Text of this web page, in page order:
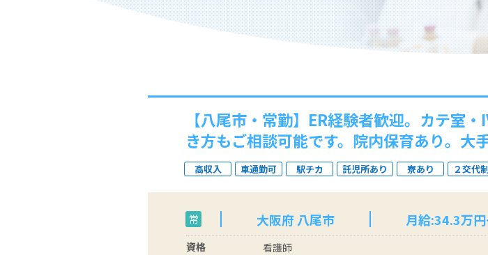
【八尾市・常勤】ER経験者歓迎。カテ室
き方もご相談可能です。院内保育あり。大
高収入 車通勤可 駅チカ 託児所あり 寮あり ２交代
常 大阪府 八尾市 月給:34.3万
資格
看護師